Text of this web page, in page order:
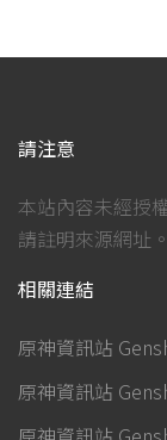
請注意
本站內容未經授
請註明來源網址。
相關連結
原神資訊站
原神資訊站